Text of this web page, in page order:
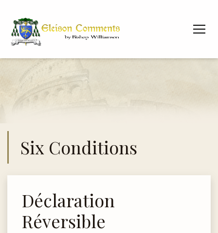
Six Conditions
Déclaration
Réversible